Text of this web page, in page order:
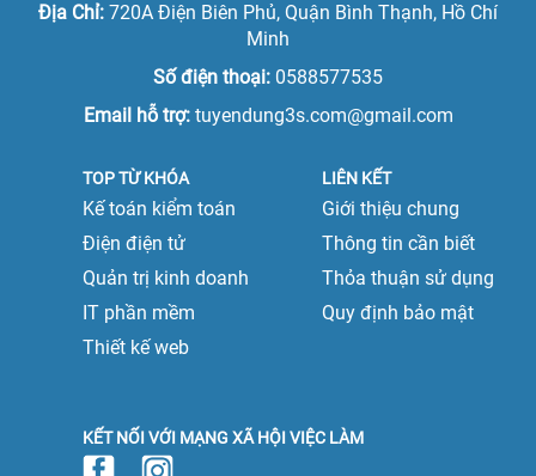
Địa Chỉ: 720A Điện Biên Phủ, Quận Bình Thạnh, Hồ Chí
Minh
Số điện thoại: 0588577535
Email hỗ trợ: tuyendung3s.com@gmail.com
TOP TỪ KHÓA
Kế toán kiểm toán
Điện điện tử
Quản trị kinh doanh
IT phần mềm
Thiết kế web
LIÊN KẾT
Giới thiệu chung
Thông tin cần biết
Thỏa thuận sử dụng
Quy định bảo mật
KẾT NỐI VỚI MẠNG XÃ HỘI VIỆC LÀM